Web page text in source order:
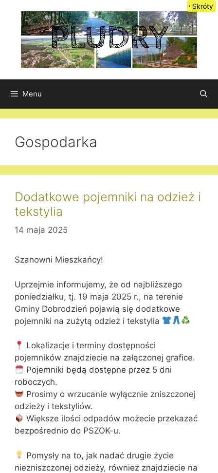
Skróty
Menu
Gospodarka
Dodatkowe pojemniki na odzież i
tekstylia
14 maja 2025
Szanowni Mieszkańcy!
Uprzejmie informujemy, że od najbliższego
poniedziałku, tj. 19 maja 2025 r., na terenie
Gminy Dobrodzień pojawią się dodatkowe
pojemniki na zużytą odzież i tekstylia
Lokalizacje i terminy dostępności
pojemników znajdziecie na załączonej grafice.
Pojemniki będą dostępne przez 5 dni
roboczych.
Prosimy o wrzucanie wyłącznie zniszczonej
odzieży i tekstyliów.
Większe ilości odpadów możecie przekazać
bezpośrednio do PSZOK-u.
Pomysły na to, jak nadać drugie życie
niezniszczonej odzieży, również znajdziecie na